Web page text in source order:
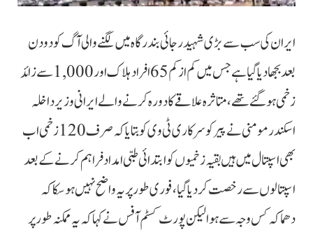
ایران کی سب سے بڑی شہید رجائی بندرگاہ میں لگنے والی آگ کو دو دن
بعد بجھا دیا گیا ہے جس میں کم از کم 65 افراد ہلاک اور 1,000 سے زائد
زخمی ہو گئے تھے، متاثرہ علاقے کا دورہ کرنے والے ایرانی وزیر داخلہ
اسکندر مومنی نے پیر کو سرکاری ٹی وی کو بتایا کہ صرف 120 زخمی اب
بھی اسپتال میں ہیں بقیہ زخمیوں کو ابتدائی طبی امداد فراہم کرنے کے بعد
اسپتالوں سے رخصت کردیا گیا،فوری طور پر یہ واضح نہیں ہوسکا کہ
دھماکہ کس وجہ سے ہوا لیکن پورٹ کسٹم آفس نے کہا کہ یہ ممکنہ طور پر